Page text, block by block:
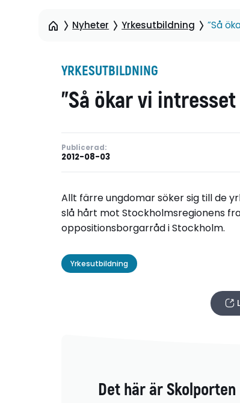
Nyheter Yrkesutbildning ”Så
YRKESUTBILDNING
”Så ökar vi
Publicerad:
2012-08-03
Allt färre ungdomar söker sig till de
slå hårt mot Stockholmsregionens
oppositionsborgarråd i Stockholm.
Yrkesutbildning
Det här är Skolporten